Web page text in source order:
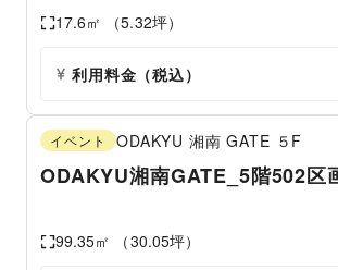
17.6㎡ （5.32坪）
利用料金（税込）
イベント ODAKYU 湘南 GATE ５F
ODAKYU湘南GATE_5階502区
99.35㎡ （30.05坪）